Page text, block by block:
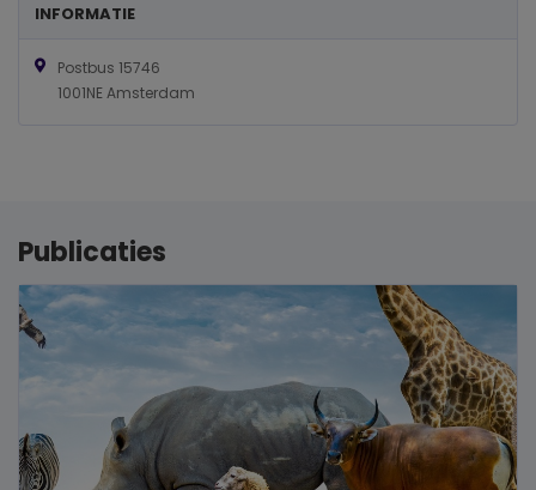
INFORMATIE
Postbus 15746
1001NE Amsterdam
Publicaties